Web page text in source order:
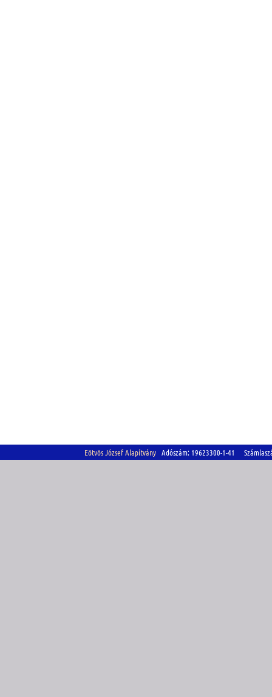
Eötvös József Alapítvány Adószám: 19623300-1-41